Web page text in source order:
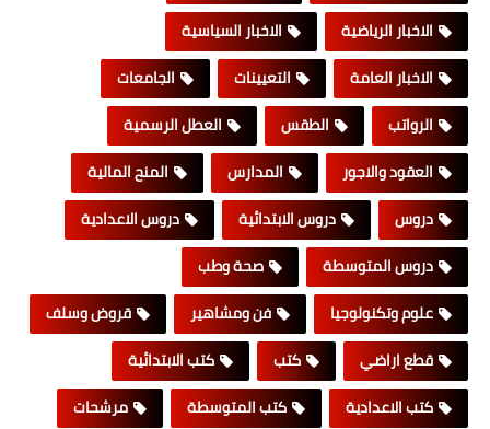
الاخبار الرياضية
الاخبار السياسية
الاخبار العامة
التعيينات
الجامعات
الرواتب
الطقس
العطل الرسمية
العقود والاجور
المدارس
المنح المالية
دروس
دروس الابتدائية
دروس الاعدادية
دروس المتوسطة
صحة وطب
علوم وتكنولوجيا
فن ومشاهير
قروض وسلف
قطع اراضي
كتب
كتب الابتدائية
كتب الاعدادية
كتب المتوسطة
مرشحات